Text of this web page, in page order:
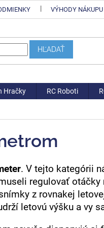
VÝHODY
HĽADAŤ
Hračky RC Roboti
. V tejto kategórii
regulovať
z rovnakej
letovú výšku a vy